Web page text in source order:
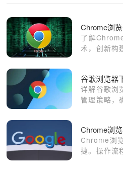
了解
术，创新构
谷歌浏览器
详解谷歌浏
管理策略，
Chrome浏
捷。操作流